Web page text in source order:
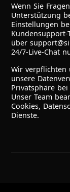
Wenn Sie
Unterstützung
Einstellungen
über
24/7-Live-Chat
Wir verpflichten
unsere
Privatsphäre
Unser Team
Cookies,
Dienste.